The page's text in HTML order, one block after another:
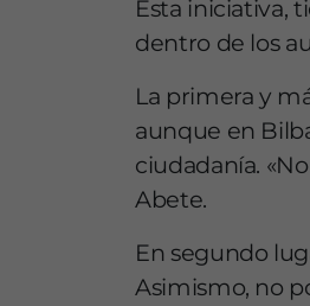
Esta iniciativa,
dentro de los
La primera y
aunque en
ciudadanía.
Abete.
En segundo
Asimismo, no